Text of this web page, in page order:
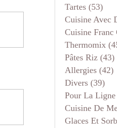
Tartes (53)
Cuisine Avec
Cuisine Franc
Thermomix
Pâtes Riz (43)
Allergies (42)
Divers (39)
Pour La Ligne
Cuisine De
Glaces Et